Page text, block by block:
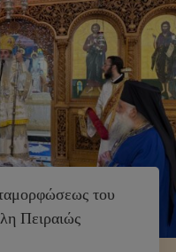
του
Πειραιώς